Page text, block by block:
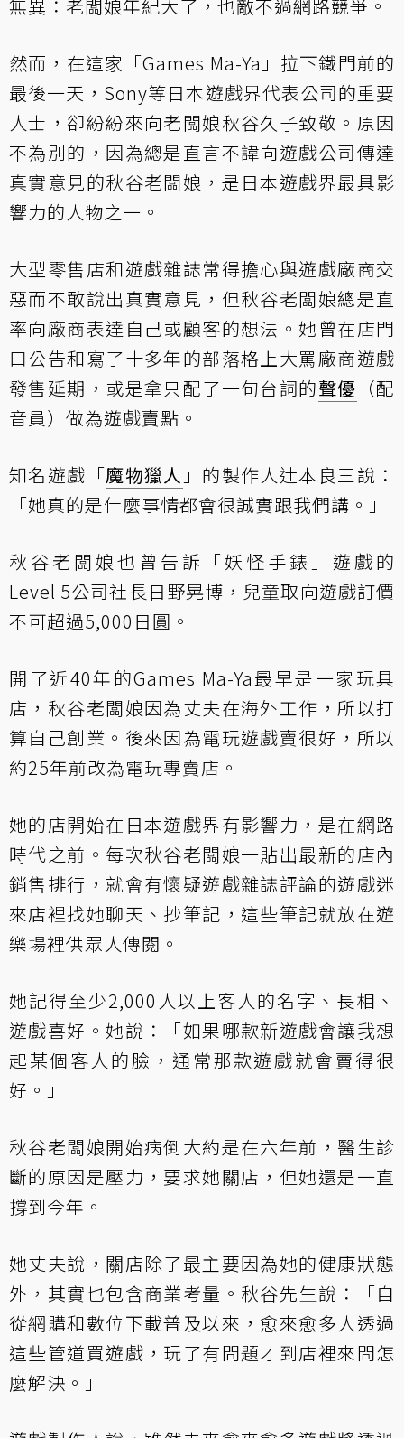
無異：老闆娘年紀大了，也敵不過網路競爭。
然而，在這家「Games Ma-Ya 」拉下鐵門前的
最後一天，Sony等日本遊戲界代表公司的重要
人士，卻紛紛來向老闆娘秋谷久子致敬。原因
不為別的，因為總是直言不諱向遊戲公司傳達
真實意見的秋谷老闆娘，是日本遊戲界最具影
響力的人物之一。
大型零售店和遊戲雜誌常得擔心與遊戲廠商交
惡而不敢說出真實意見，但秋谷老闆娘總是直
率向廠商表達自己或顧客的想法。她曾在店門
口公告和寫了十多年的部落格上大罵廠商遊戲
發售延期，或是拿只配了一句台詞的聲優 （配
音員）做為遊戲賣點。
知名遊戲「魔物獵人 」的製作人辻本良三說：
「她真的是什麼事情都會很誠實跟我們講。」
秋谷老闆娘也曾告訴「妖怪手錶」遊戲的
Level 5公司社長日野晃博，兒童取向遊戲訂價
不可超過5,000日圓。
開了近40年的Games Ma-Ya最早是一家玩具
店，秋谷老闆娘因為丈夫在海外工作，所以打
算自己創業。後來因為電玩遊戲賣很好，所以
約25年前改為電玩專賣店。
她的店開始在日本遊戲界有影響力，是在網路
時代之前。每次秋谷老闆娘一貼出最新的店內
銷售排行，就會有懷疑遊戲雜誌評論的遊戲迷
來店裡找她聊天、抄筆記，這些筆記就放在遊
樂場裡供眾人傳閱。
她記得至少2,000人以上客人的名字、長相、
遊戲喜好。她說：「如果哪款新遊戲會讓我想
起某個客人的臉，通常那款遊戲就會賣得很
好。」
秋谷老闆娘開始病倒大約是在六年前，醫生診
斷的原因是壓力，要求她關店，但她還是一直
撐到今年。
她丈夫說，關店除了最主要因為她的健康狀態
外，其實也包含商業考量。秋谷先生說：「自
從網購和數位下載普及以來，愈來愈多人透過
這些管道買遊戲，玩了有問題才到店裡來問怎
麼解決。」